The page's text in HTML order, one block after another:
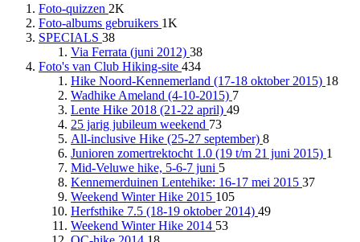
Foto-quizzen 2K
Foto-albums gebruikers 1K
SPECIALS 38
Via Ferrata (juni 2012) 38
Foto's van Club Hiking-site 434
Hike Noord-Kennemerland (17-18 oktober 2015) 18
Wadhike Ameland (4-10-2015) 7
Lente Hike 2018 (21-22 april) 49
25 jarig jubileum weekend 73
All-inclusive Hike (25-27 september) 8
Junioren zomertrektocht 1.0 (19 t/m 21 juni 2015) 1
Mid-Veluwe hike, 5-6-7 juni 5
Kennemerduinen Lentehike: 16-17 mei 2015 37
Weekend Winter Hike 2015 105
Herfsthike 7.5 (18-19 oktober 2014) 49
Weekend Winter Hike 2014 53